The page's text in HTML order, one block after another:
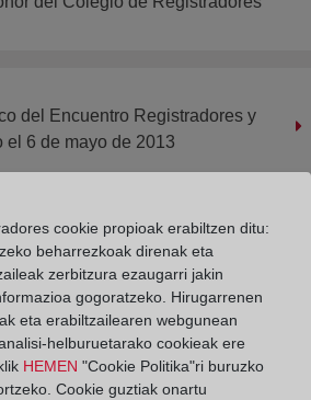
del Encuentro Registradores y
el 6 de mayo de 2013
cookie propioak erabiltzen ditu:
beharrezkoak direnak eta
zerbitzura ezaugarri jakin
gogoratzeko. Hirugarrenen
eta erabiltzailearen webgunean
helburuetarako cookieak ere
HEMEN "Cookie Politika"ri buruzko
Cookie guztiak onartu